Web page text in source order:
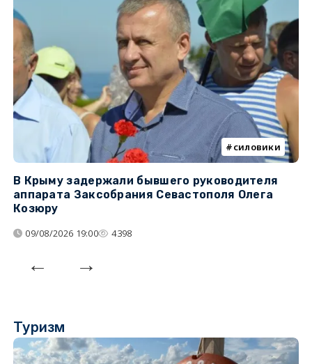
силовики
В Крыму задержали бывшего руководителя
аппарата Заксобрания Севастополя Олега
Козюру
09/08/2026 19:00 4398
Туризм